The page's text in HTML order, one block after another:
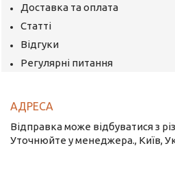
Доставка та оплата
Статті
Відгуки
Регулярні питання
Відправка може відбуватися з
Уточнюйте у менеджера., Київ,